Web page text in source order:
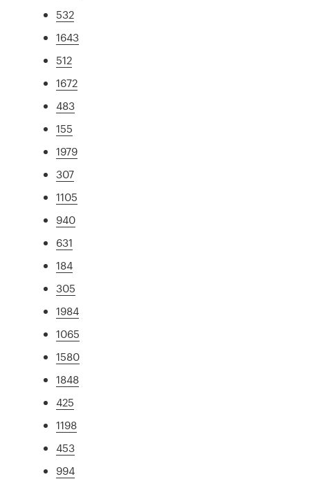
532
1643
512
1672
483
155
1979
307
1105
940
631
184
305
1984
1065
1580
1848
425
1198
453
994